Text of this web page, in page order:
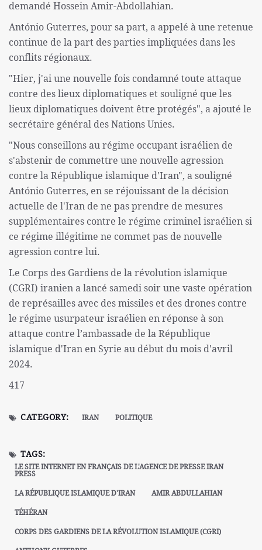
demandé Hossein Amir-Abdollahian.
António Guterres, pour sa part, a appelé à une retenue
continue de la part des parties impliquées dans les
conflits régionaux.
"Hier, j'ai une nouvelle fois condamné toute attaque
contre des lieux diplomatiques et souligné que les
lieux diplomatiques doivent être protégés", a ajouté le
secrétaire général des Nations Unies.
"Nous conseillons au régime occupant israélien de
s'abstenir de commettre une nouvelle agression
contre la République islamique d'Iran", a souligné
António Guterres, en se réjouissant de la décision
actuelle de l'Iran de ne pas prendre de mesures
supplémentaires contre le régime criminel israélien si
ce régime illégitime ne commet pas de nouvelle
agression contre lui.
Le Corps des Gardiens de la révolution islamique
(CGRI) iranien a lancé samedi soir une vaste opération
de représailles avec des missiles et des drones contre
le régime usurpateur israélien en réponse à son
attaque contre l’ambassade de la République
islamique d'Iran en Syrie au début du mois d'avril
2024.
417
CATEGORY: IRAN POLITIQUE
TAGS:
LE SITE INTERNET EN FRANÇAIS DE L'AGENCE DE PRESSE IRAN
PRESS
LA RÉPUBLIQUE ISLAMIQUE D'IRAN
AMIR ABDULLAHIAN
TÉHÉRAN
CORPS DES GARDIENS DE LA RÉVOLUTION ISLAMIQUE (CGRI)